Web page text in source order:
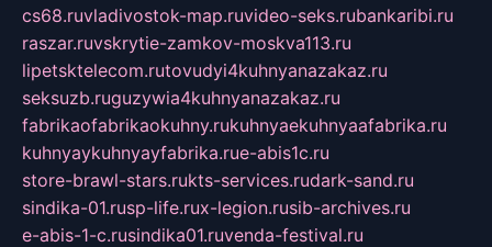
cs68.ruvladivostok-map.ruvideo-seks.rubankaribi.ru
raszar.ruvskrytie-zamkov-moskva113.ru
lipetsktelecom.rutovudyi4kuhnyanazakaz.ru
seksuzb.ruguzywia4kuhnyanazakaz.ru
fabrikaofabrikaokuhny.rukuhnyaekuhnyaafabrika.ru
kuhnyaykuhnyayfabrika.rue-abis1c.ru
store-brawl-stars.rukts-services.rudark-sand.ru
sindika-01.rusp-life.rux-legion.rusib-archives.ru
e-abis-1-c.rusindika01.ruvenda-festival.ru